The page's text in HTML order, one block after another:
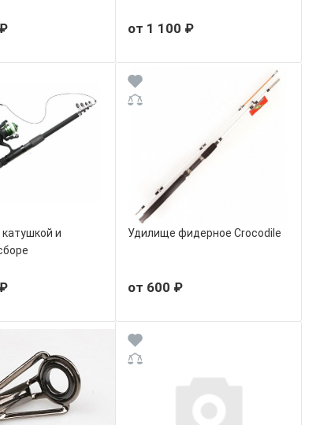
от 1 100 ₽
и
Удилище фидерное Crocodile
от 600 ₽